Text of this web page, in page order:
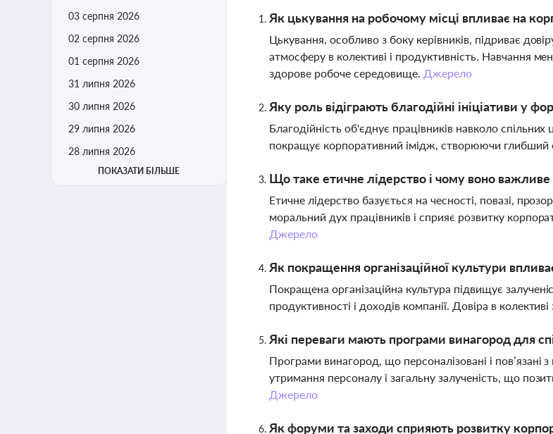
03 серпня 2026
02 серпня 2026
01 серпня 2026
31 липня 2026
30 липня 2026
29 липня 2026
28 липня 2026
ПОКАЗАТИ БІЛЬШЕ
Як цькування на робочому місці впливає на
Цькування, особливо з боку керівників, підриває
атмосферу в колективі і продуктивність. Навчання
здорове робоче середовище. Джерело
Яку роль відіграють благодійні ініціативи у
Благодійність об'єднує працівників навколо
покращує корпоративний імідж, створюючи глибший
Що таке етичне лідерство і чому воно важливе
Етичне лідерство базується на чесності, повазі,
моральний дух працівників і сприяє розвитку
Джерело
Як покращення організаційної культури
Покращена організаційна культура підвищує
продуктивності і доходів компанії. Довіра в
Які переваги мають програми винагород для
Програми винагород, що персоналізовані і
утримання персоналу і загальну залученість, що
Джерело
Як форуми та заходи сприяють розвитку